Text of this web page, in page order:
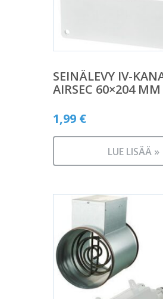
SEINÄLEVY IV-
AIRSEC 60×204
1,99 €
LUE LISÄÄ »